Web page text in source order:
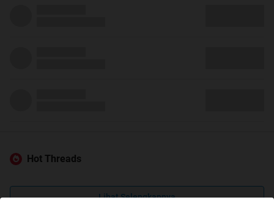
Hot Threads
Lihat Selengkapnya